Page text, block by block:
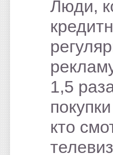
Люди,
1,5
кто